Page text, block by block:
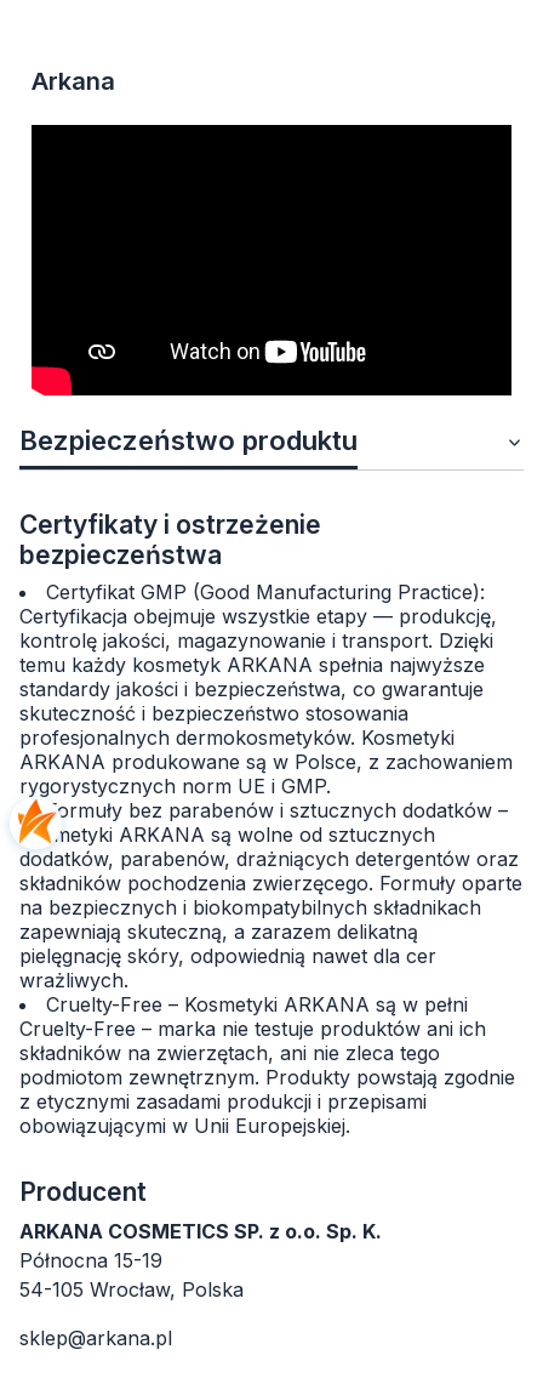
Arkana
Bezpieczeństwo produktu
Certyfikaty i ostrzeżenie
bezpieczeństwa
Certyfikat GMP (Good Manufacturing Practice):
Certyfikacja obejmuje wszystkie etapy — produkcję,
kontrolę jakości, magazynowanie i transport. Dzięki
temu każdy kosmetyk ARKANA spełnia najwyższe
standardy jakości i bezpieczeństwa, co gwarantuje
skuteczność i bezpieczeństwo stosowania
profesjonalnych dermokosmetyków. Kosmetyki
ARKANA produkowane są w Polsce, z zachowaniem
rygorystycznych norm UE i GMP.
Formuły bez parabenów i sztucznych dodatków –
Kosmetyki ARKANA są wolne od sztucznych
dodatków, parabenów, drażniących detergentów oraz
składników pochodzenia zwierzęcego. Formuły oparte
na bezpiecznych i biokompatybilnych składnikach
zapewniają skuteczną, a zarazem delikatną
pielęgnację skóry, odpowiednią nawet dla cer
wrażliwych.
Cruelty-Free – Kosmetyki ARKANA są w pełni
Cruelty-Free – marka nie testuje produktów ani ich
składników na zwierzętach, ani nie zleca tego
podmiotom zewnętrznym. Produkty powstają zgodnie
z etycznymi zasadami produkcji i przepisami
obowiązującymi w Unii Europejskiej.
Producent
ARKANA COSMETICS SP. z o.o. Sp. K.
Północna 15-19
54-105 Wrocław, Polska
sklep@arkana.pl